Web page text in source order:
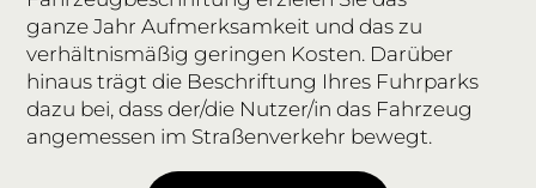
ganzeJahr Aufmerksamkeit und das zu
verhältnismäßig geringen Kosten. Darüber
hinaus trägt die Beschriftung Ihres Fuhrparks
dazu bei, dassder/die Nutzer/in das Fahrzeug
angemessen im Straßenverkehr bewegt.